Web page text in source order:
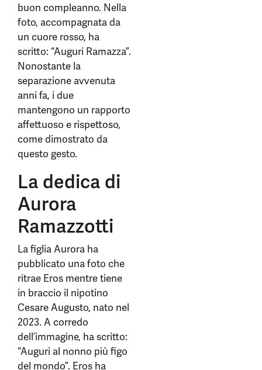
buon compleanno. Nella
foto, accompagnata da
un cuore rosso, ha
scritto: “Auguri Ramazza”.
Nonostante la
separazione avvenuta
anni fa, i due
mantengono un rapporto
affettuoso e rispettoso,
come dimostrato da
questo gesto.
La dedica di
Aurora
Ramazzotti
La figlia Aurora ha
pubblicato una foto che
ritrae Eros mentre tiene
in braccio il nipotino
Cesare Augusto, nato nel
2023. A corredo
dell’immagine, ha scritto:
“Auguri al nonno più figo
del mondo”. Eros ha